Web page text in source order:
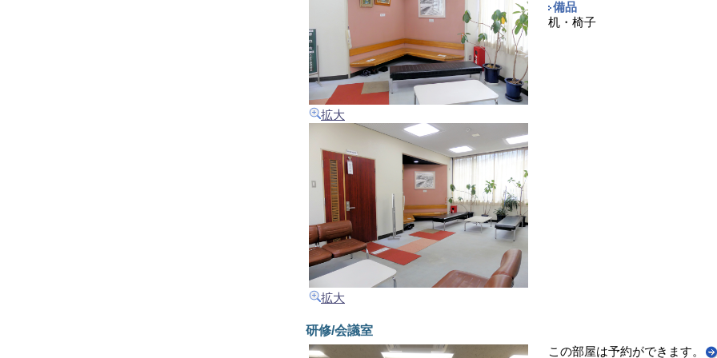
拡大
拡大
備品
机・椅子
研修/会議室
この部屋は予約ができます。